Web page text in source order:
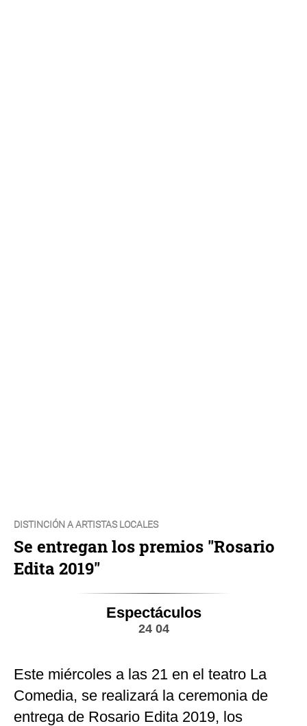
DISTINCIÓN A ARTISTAS LOCALES
Se entregan los premios "Rosario
Edita 2019"
Espectáculos
24 04
Este miércoles a las 21 en el teatro La
Comedia, se realizará la ceremonia de
entrega de Rosario Edita 2019, los